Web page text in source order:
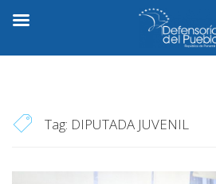
Tag: DIPUTADA JUVENIL